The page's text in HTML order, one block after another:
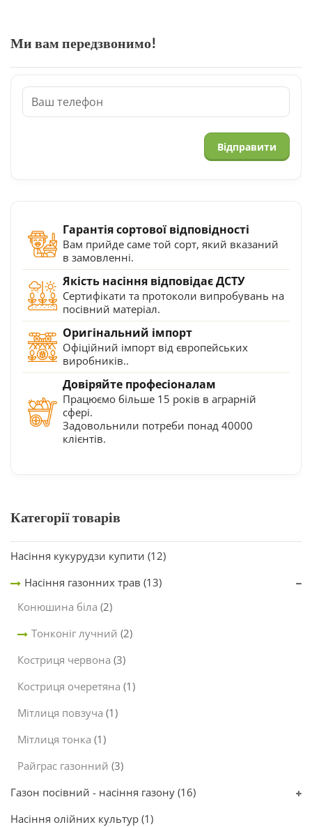
Ми вам передзвонимо!
Гарантія сортової відповідності
Вам прийде саме той сорт, який вказаний
в замовленні.
Якість насіння відповідає ДСТУ
Сертифікати та протоколи випробувань на
посівний матеріал.
Оригінальний імпорт
Офіційний імпорт від європейських
виробників..
Довіряйте професіоналам
Працюємо більше 15 років в аграрній
сфері.
Задовольнили потреби понад 40000
клієнтів.
Категорії товарів
Насіння кукурудзи купити (12)
Насіння газонних трав (13)
Конюшина біла (2)
Тонконіг лучний (2)
Костриця червона (3)
Костриця очеретяна (1)
Мітлиця повзуча (1)
Мітлиця тонка (1)
Райграс газонний (3)
Газон посівний - насіння газону (16)
Насіння олійних культур (1)